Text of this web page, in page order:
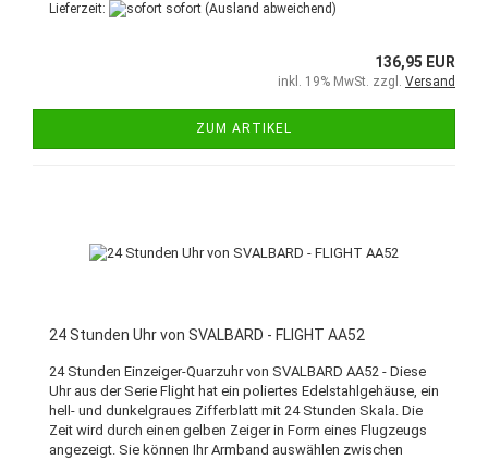
Lieferzeit: sofort (Ausland abweichend)
136,95 EUR
inkl. 19% MwSt. zzgl. Versand
ZUM ARTIKEL
24 Stunden Uhr von SVALBARD - FLIGHT AA52
24 Stunden Einzeiger-Quarzuhr von SVALBARD AA52 - Diese
Uhr aus der Serie Flight hat ein poliertes Edelstahlgehäuse, ein
hell- und dunkelgraues Zifferblatt mit 24 Stunden Skala. Die
Zeit wird durch einen gelben Zeiger in Form eines Flugzeugs
angezeigt. Sie können Ihr Armband auswählen zwischen